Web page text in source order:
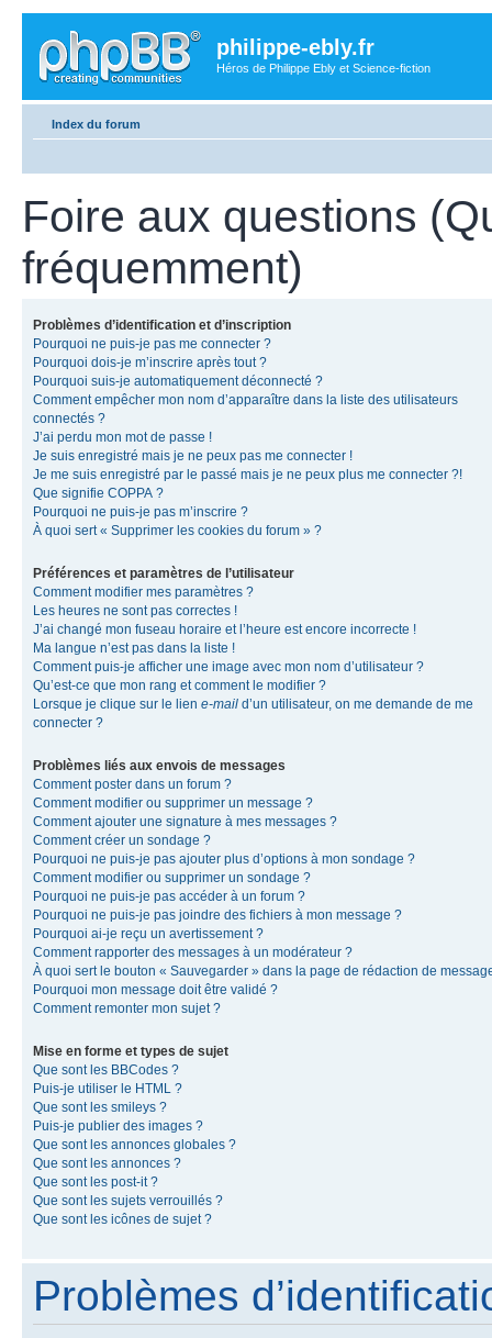
philippe-ebly.fr
Héros de Philippe Ebly et Science-fiction
Index du forum
Foire aux questions
fréquemment)
Problèmes d’identification et d’inscription
Pourquoi ne puis-je pas me connecter ?
Pourquoi dois-je m’inscrire après tout ?
Pourquoi suis-je automatiquement déconnecté ?
Comment empêcher mon nom d’apparaître dans la liste des utilisateurs
connectés ?
J’ai perdu mon mot de passe !
Je suis enregistré mais je ne peux pas me connecter !
Je me suis enregistré par le passé mais je ne peux plus me connecter ?!
Que signifie COPPA ?
Pourquoi ne puis-je pas m’inscrire ?
À quoi sert « Supprimer les cookies du forum » ?
Préférences et paramètres de l’utilisateur
Comment modifier mes paramètres ?
Les heures ne sont pas correctes !
J’ai changé mon fuseau horaire et l’heure est encore incorrecte !
Ma langue n’est pas dans la liste !
Comment puis-je afficher une image avec mon nom d’utilisateur ?
Qu’est-ce que mon rang et comment le modifier ?
Lorsque je clique sur le lien e-mail d’un utilisateur, on me demande de me
connecter ?
Problèmes liés aux envois de messages
Comment poster dans un forum ?
Comment modifier ou supprimer un message ?
Comment ajouter une signature à mes messages ?
Comment créer un sondage ?
Pourquoi ne puis-je pas ajouter plus d’options à mon sondage ?
Comment modifier ou supprimer un sondage ?
Pourquoi ne puis-je pas accéder à un forum ?
Pourquoi ne puis-je pas joindre des fichiers à mon message ?
Pourquoi ai-je reçu un avertissement ?
Comment rapporter des messages à un modérateur ?
À quoi sert le bouton « Sauvegarder » dans la page de rédaction de
Pourquoi mon message doit être validé ?
Comment remonter mon sujet ?
Mise en forme et types de sujet
Que sont les BBCodes ?
Puis-je utiliser le HTML ?
Que sont les smileys ?
Puis-je publier des images ?
Que sont les annonces globales ?
Que sont les annonces ?
Que sont les post-it ?
Que sont les sujets verrouillés ?
Que sont les icônes de sujet ?
Problèmes